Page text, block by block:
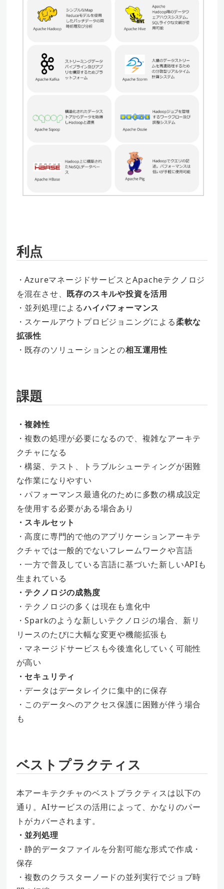
利点
・AzureマネージドサービスとApacheテクノロジ
を混在させ、 既存のスキルや投資を活用
・並列処理によるハイパフォーマンス
・スケールアウトプロビジョニングによる柔軟な
拡張性
・既存のソリューションとの相互運用性
課題
・複雑性
・複数の処理が必要になるので、複雑なアーキテ
クチャになる
・構築、テスト、トラブルシューティングが困難
な作業になりやすい
・パフォーマンス最適化のために多数の構成設定
を使用する必要がある場合あり
・スキルセット
・高度に専門的で他のアプリケーションアーキテ
クチャでは一般的でないフレームワークや言語
・一方で普及している言語に基づいた新しいAPIも
生まれている
・テクノロジの成熟度
・テクノロジの多くは現在も進化中
・Sparkのような新しいテクノロジの場合、新リ
リースのたびに大幅な変更や機能拡張も
・マネージドサービスも今後進化していく可能性
が高い
・セキュリティ
・データはデータレイクに集中的に保存
・このデータへのアクセス保護に困難が伴う場合
も
ベストプラクティス
本アーキテクチャのベストプラクティスは以下の
通り。AIサービスの活用によって、かなりのパー
トがカバーされます。
・並列処理
・静的データファイルを分割可能な形式で作成・
保存
・複数のクラスターノードの並列実行でジョブ時